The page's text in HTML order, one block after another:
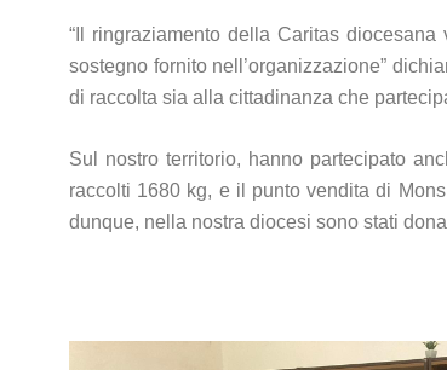
“Il ringraziamento della Caritas
sostegno fornito nell’organizzazione”
di raccolta sia alla cittadinanza che
Sul nostro territorio, hanno partecipato
raccolti 1680 kg, e il punto vendita di
dunque, nella nostra diocesi sono stati